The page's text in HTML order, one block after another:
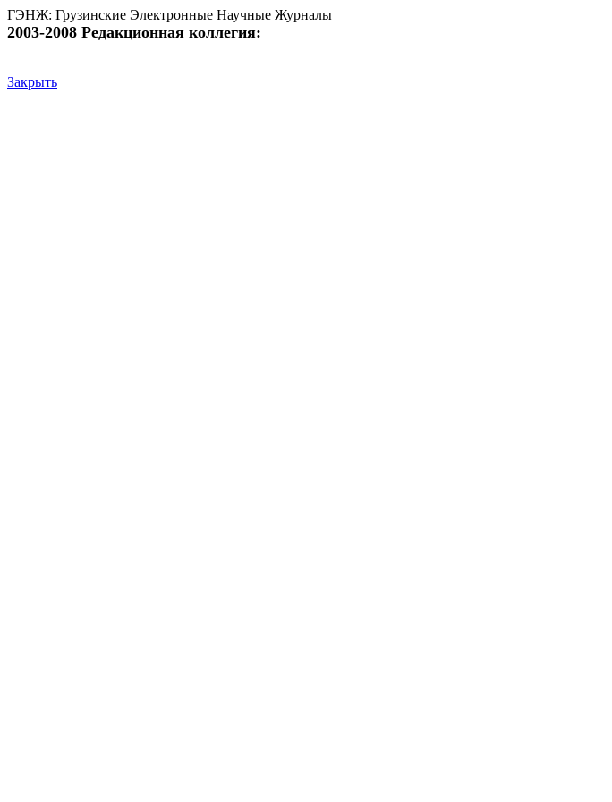
ГЭНЖ: Грузинские Электронные Научные Журналы
2003-2008 Редакционная коллегия:
Закрыть